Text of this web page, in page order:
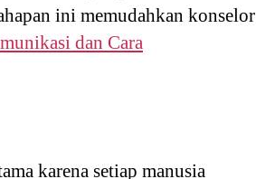
ini memudahkan konselor
dan Cara
karena setiap manusia